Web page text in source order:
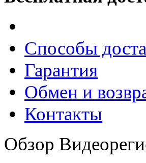
Способы
Гарантия
Обмен и
Контакты
Обзор